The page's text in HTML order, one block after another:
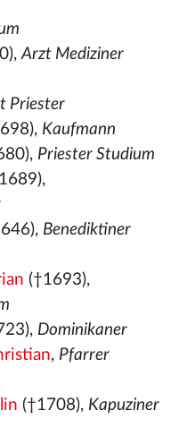
Arzt Mediziner
Priester
Kaufmann
Priester Studium
Benediktiner
(†1693),
Dominikaner
, Pfarrer
(†1708), Kapuziner